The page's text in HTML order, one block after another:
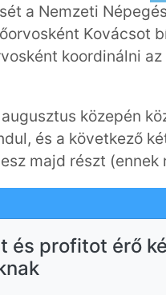
a Nemzeti
Kovácsot
koordinálni
közepén
és a következő
majd részt (ennek
és profitot érő